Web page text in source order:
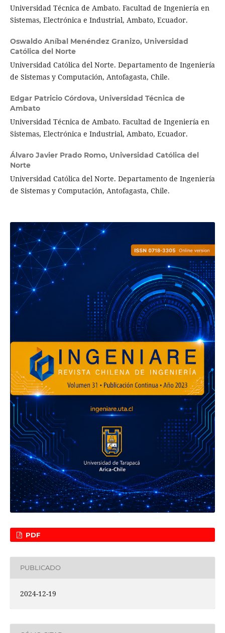
Universidad Técnica de Ambato. Facultad de Ingeniería en
Sistemas, Electrónica e Industrial, Ambato, Ecuador.
Oswaldo Aníbal Menéndez Granizo, Universidad
Católica del Norte
Universidad Católica del Norte. Departamento de Ingeniería
de Sistemas y Computación, Antofagasta, Chile.
Edgar Patricio Córdova, Universidad Técnica de
Ambato
Universidad Técnica de Ambato. Facultad de Ingeniería en
Sistemas, Electrónica e Industrial, Ambato, Ecuador.
Álvaro Javier Prado Romo, Universidad Católica del
Norte
Universidad Católica del Norte. Departamento de Ingeniería
de Sistemas y Computación, Antofagasta, Chile.
PDF
PUBLICADO
2024-12-19